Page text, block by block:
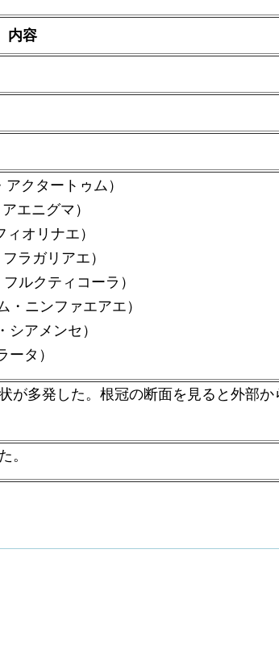
内容
アクタートゥム）
エニグマ）
ィオリナエ）
ラガリアエ）
ルクティコーラ）
・ニンファエアエ）
シアメンセ）
ータ）
が多発した。根冠の断面を見ると外部か
。